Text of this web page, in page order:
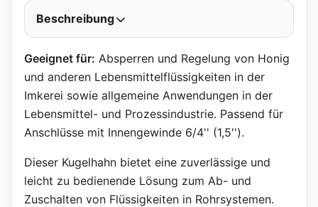
Beschreibung
Geeignet für: Absperren und Regelung von Honig
und anderen Lebensmittelflüssigkeiten in der
Imkerei sowie allgemeine Anwendungen in der
Lebensmittel- und Prozessindustrie. Passend für
Anschlüsse mit Innengewinde 6/4'' (1,5'').
Dieser Kugelhahn bietet eine zuverlässige und
leicht zu bedienende Lösung zum Ab- und
Zuschalten von Flüssigkeiten in Rohrsystemen.